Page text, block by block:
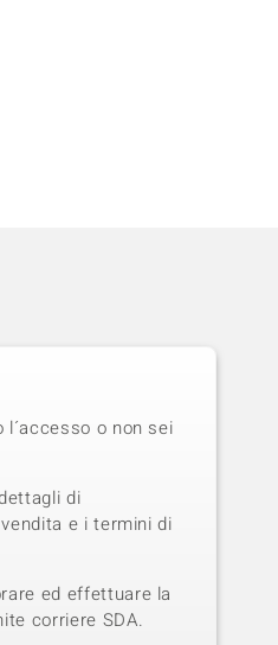
o non sei
di
e i termini di
ed effettuare la
corriere SDA.